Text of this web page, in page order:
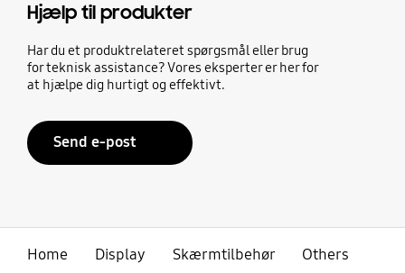
Hjælp til produkter
Har du et produktrelateret spørgsmål eller brug
for teknisk assistance? Vores eksperter er her for
at hjælpe dig hurtigt og effektivt.
Send e-post
Home Display Skærmtilbehør
Others